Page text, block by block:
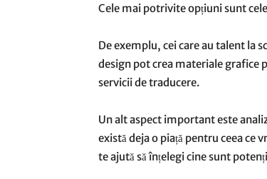
Cele mai potrivite opțiuni sunt
De exemplu, cei care au talent la
design pot crea materiale grafice
servicii de traducere.
Un alt aspect important este
există deja o piață pentru ceea ce
te ajută să înțelegi cine sunt